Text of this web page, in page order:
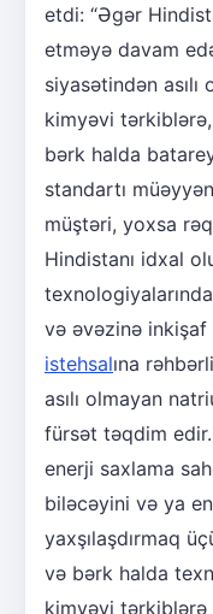
etdi: “Əgər
etməyə davam
siyasətindən
kimyəvi
bərk halda
standartı
müştəri, yoxsa
Hindistanı idxal
və əvəzinə
istehsalına
asılı olmayan
fürsət təqdim edir.
enerji saxlama
biləcəyini və ya
yaxşılaşdırmaq
və bərk halda
kimyəvi